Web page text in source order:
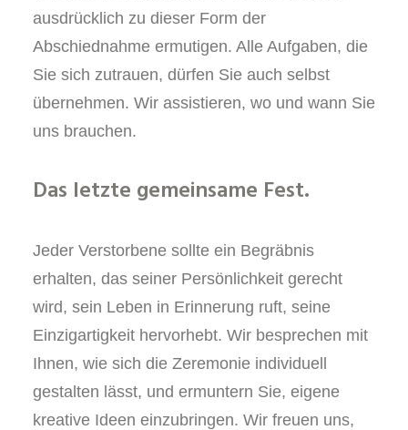
ausdrücklich zu dieser Form der
Abschiednahme ermutigen. Alle Aufgaben, die
Sie sich zutrauen, dürfen Sie auch selbst
übernehmen. Wir assistieren, wo und wann Sie
uns brauchen.
Das letzte gemeinsame Fest.
Jeder Verstorbene sollte ein Begräbnis
erhalten, das seiner Persönlichkeit gerecht
wird, sein Leben in Erinnerung ruft, seine
Einzigartigkeit hervorhebt. Wir besprechen mit
Ihnen, wie sich die Zeremonie individuell
gestalten lässt, und ermuntern Sie, eigene
kreative Ideen einzubringen. Wir freuen uns,